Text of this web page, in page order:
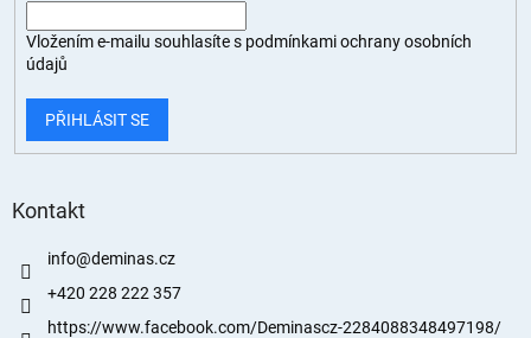
Vložením e-mailu souhlasíte s podmínkami ochrany osobních
údajů
PŘIHLÁSIT SE
Kontakt
info@deminas.cz
+420 228 222 357
https://www.facebook.com/Deminascz-2284088348497198/